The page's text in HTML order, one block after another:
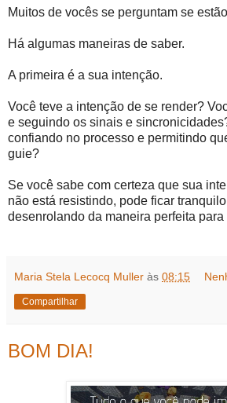
Muitos de vocês se perguntam se
Há algumas maneiras de saber.
A primeira é a sua intenção.
Você teve a intenção de se render?
e seguindo os sinais e
confiando no processo e permitindo
guie?
Se você sabe com certeza que sua
não está resistindo, pode ficar
desenrolando da maneira perfeita para
Maria Stela Lecocq Muller às 08:15
Compartilhar
BOM DIA!